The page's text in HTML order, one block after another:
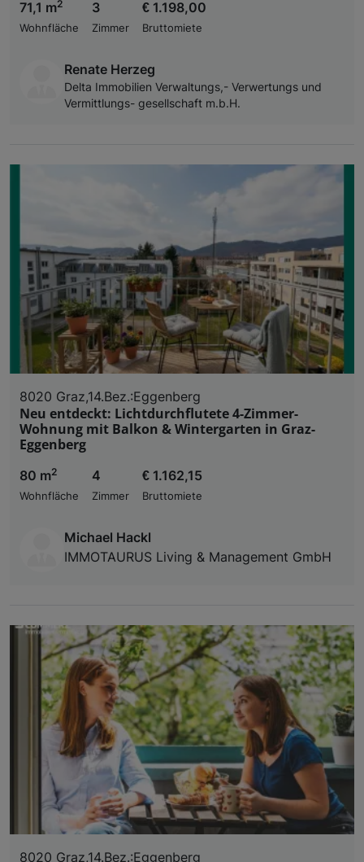
71,1 m2
Wohnfläche
3
Zimmer
€ 1.198,00
Bruttomiete
Renate Herzeg
Delta Immobilien Verwaltungs,- Verwertungs und
Vermittlungs- gesellschaft m.b.H.
8020 Graz,14.Bez.:Eggenberg
Neu entdeckt: Lichtdurchflutete 4-Zimmer-
Wohnung mit Balkon & Wintergarten in Graz-
Eggenberg
80 m2
Wohnfläche
4
Zimmer
€ 1.162,15
Bruttomiete
Michael Hackl
IMMOTAURUS Living & Management GmbH
8020 Graz,14.Bez.:Eggenberg